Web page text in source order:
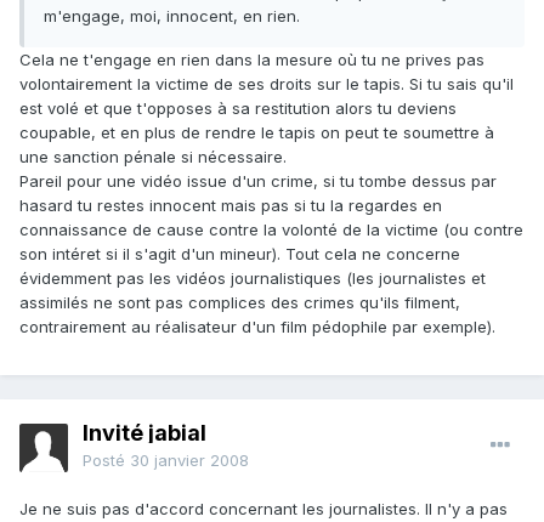
m'engage, moi, innocent, en rien.
Cela ne t'engage en rien dans la mesure où tu ne prives pas
volontairement la victime de ses droits sur le tapis. Si tu sais qu'il
est volé et que t'opposes à sa restitution alors tu deviens
coupable, et en plus de rendre le tapis on peut te soumettre à
une sanction pénale si nécessaire.
Pareil pour une vidéo issue d'un crime, si tu tombe dessus par
hasard tu restes innocent mais pas si tu la regardes en
connaissance de cause contre la volonté de la victime (ou contre
son intéret si il s'agit d'un mineur). Tout cela ne concerne
évidemment pas les vidéos journalistiques (les journalistes et
assimilés ne sont pas complices des crimes qu'ils filment,
contrairement au réalisateur d'un film pédophile par exemple).
Invité jabial
Posté 30 janvier 2008
Je ne suis pas d'accord concernant les journalistes. Il n'y a pas